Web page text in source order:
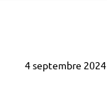
P
4 septembre 2024